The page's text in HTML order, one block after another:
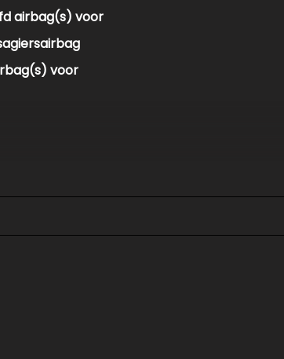
airbag(s) voor
voor